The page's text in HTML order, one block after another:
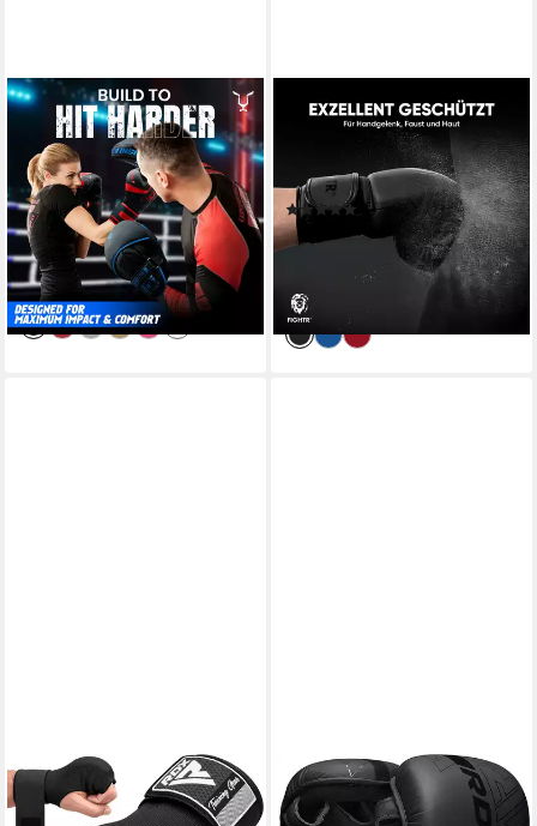
JAG GEARS
Boxhandschuhe Jag Gears
Boxhandschuhe für MMA,
Kickboxen und
Kampfsporttraining
39,99 € 59,99 €
-33%
lieferbar - in 2-3 Werktagen bei dir
FIGHTR
Kinderboxhandschuhe aus
Kunstleder für Training &
Kampfsport
(2)
34,90 € UVP
39,90 €
(34,90 €/ 1 Paar)
lieferbar - in 2-3 Werktagen bei dir